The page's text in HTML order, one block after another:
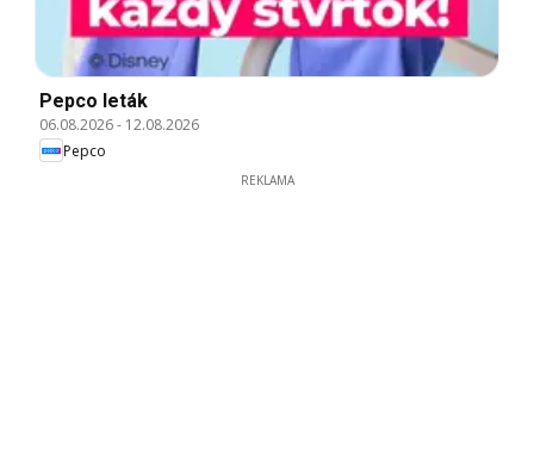
Pepco leták
06.08.2026- 12.08.2026
Pepco
REKLAMA